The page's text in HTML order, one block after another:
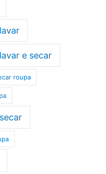
e secar
roupa